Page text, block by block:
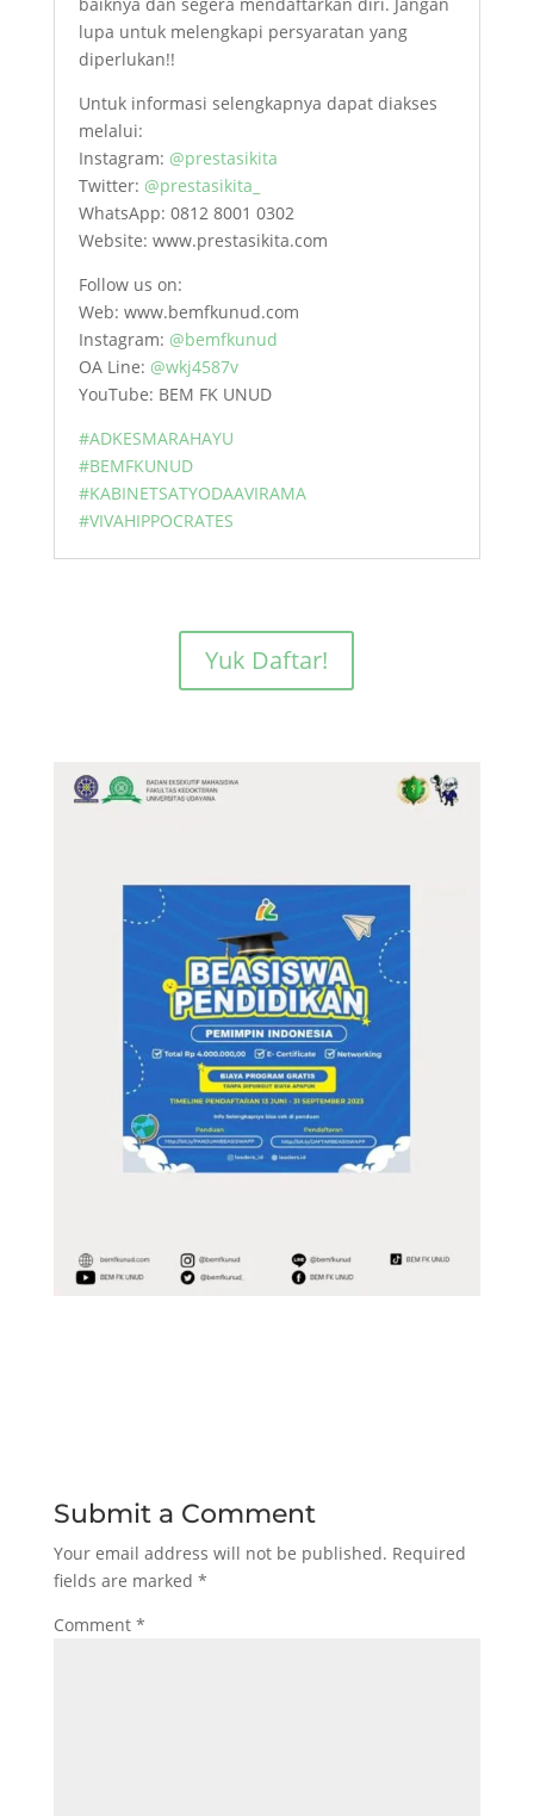
lupa untuk melengkapi persyaratan yang
diperlukan!!
Untuk informasi selengkapnya dapat diakses
melalui:
Instagram: @prestasikita
Twitter: @prestasikita_
WhatsApp: 0812 8001 0302
Website: www.prestasikita.com
Follow us on:
Web: www.bemfkunud.com
Instagram: @bemfkunud
OA Line: @wkj4587v
YouTube: BEM FK UNUD
#ADKESMARAHAYU
#BEMFKUNUD
#KABINETSATYODAAVIRAMA
#VIVAHIPPOCRATES
Yuk Daftar!
Submit a Comment
Your email address will not be published. Required
fields are marked *
Comment *